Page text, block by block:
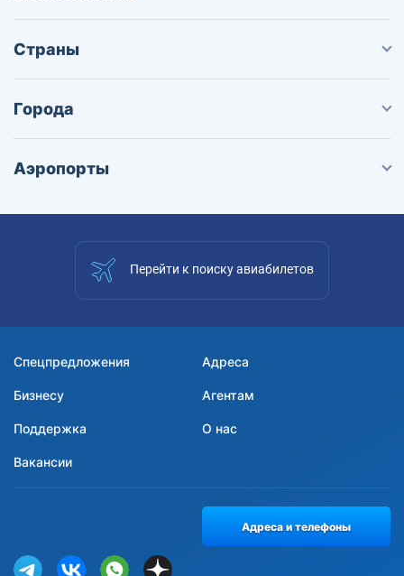
Страны
Города
Аэропорты
Перейти к поиску авиабилетов
Спецпредложения Адреса
Бизнесу Агентам
Поддержка О нас
Вакансии
Адреса и телефоны